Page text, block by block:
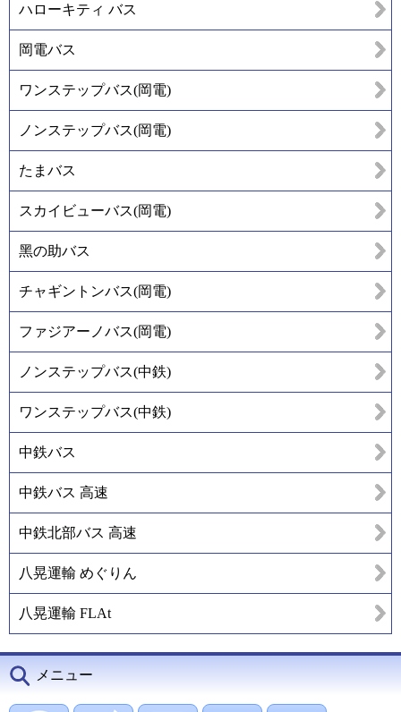
ハローキティ バス
岡電バス
ワンステップバス(岡電)
ノンステップバス(岡電)
たまバス
スカイビューバス(岡電)
黑の助バス
チャギントンバス(岡電)
ファジアーノバス(岡電)
ノンステップバス(中鉄)
ワンステップバス(中鉄)
中鉄バス
中鉄バス 高速
中鉄北部バス 高速
八晃運輸 めぐりん
八晃運輸 FLAt
メニュー